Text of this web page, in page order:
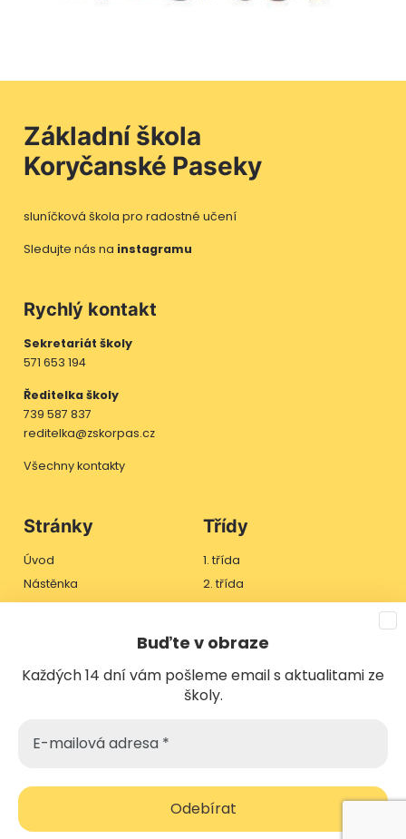
Buďte v obraze
Každých 14 dní vám pošleme email s aktualitami ze
školy.
mailová
*
Základní škola
Koryčanské Paseky
sluníčková škola pro radostné učení
Sledujte nás na instagramu
Stránky
Úvod
Nástěnka
Třídy
Školská rada
Třídy
1. třída
2. třída
3. třída
Rychlý kontakt
Sekretariát školy
571 653 194
Ředitelka školy
739 587 837
reditelka@zskorpas.cz
Všechny kontakty
Copyright © 2026 ZŠ Koryčanské Paseky